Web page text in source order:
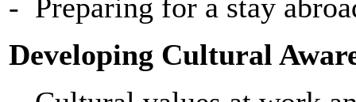
- Preparing for a stay
Developing Cultural